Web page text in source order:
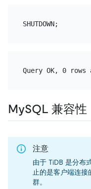
MySQL 兼容性
注意
由于 TiDB 是分布
止的是客户端连
群。